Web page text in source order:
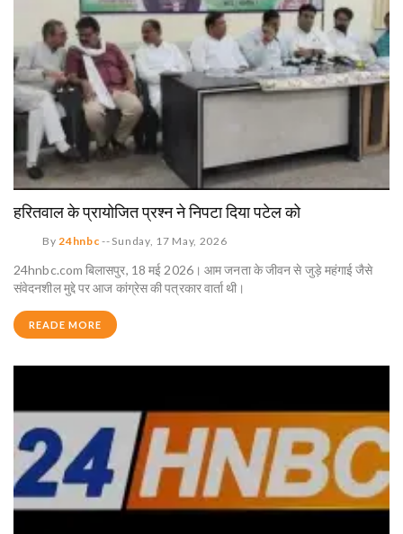
हरितवाल के प्रायोजित प्रश्न ने निपटा दिया पटेल को
By24hnbc -- Sunday, 17 May, 2026
24hnbc.com बिलासपुर, 18 मई 2026। आम जनता के जीवन से जुड़े महंगाई जैसे
संवेदनशील मुद्दे पर आज कांग्रेस की पत्रकार वार्ता थी।
READE MORE